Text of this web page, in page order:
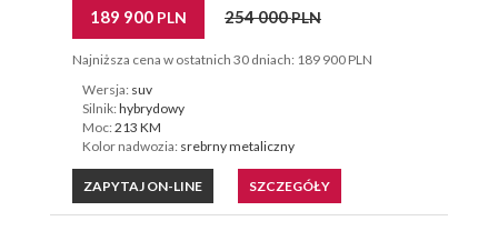
189 900 PLN 254 000PLN
Najniższa cena w ostatnich 30 dniach: 189 900 PLN
Wersja: suv
Silnik: hybrydowy
Moc: 213 KM
Kolor nadwozia: srebrny metaliczny
ZAPYTAJ ON-LINE SZCZEGÓŁY